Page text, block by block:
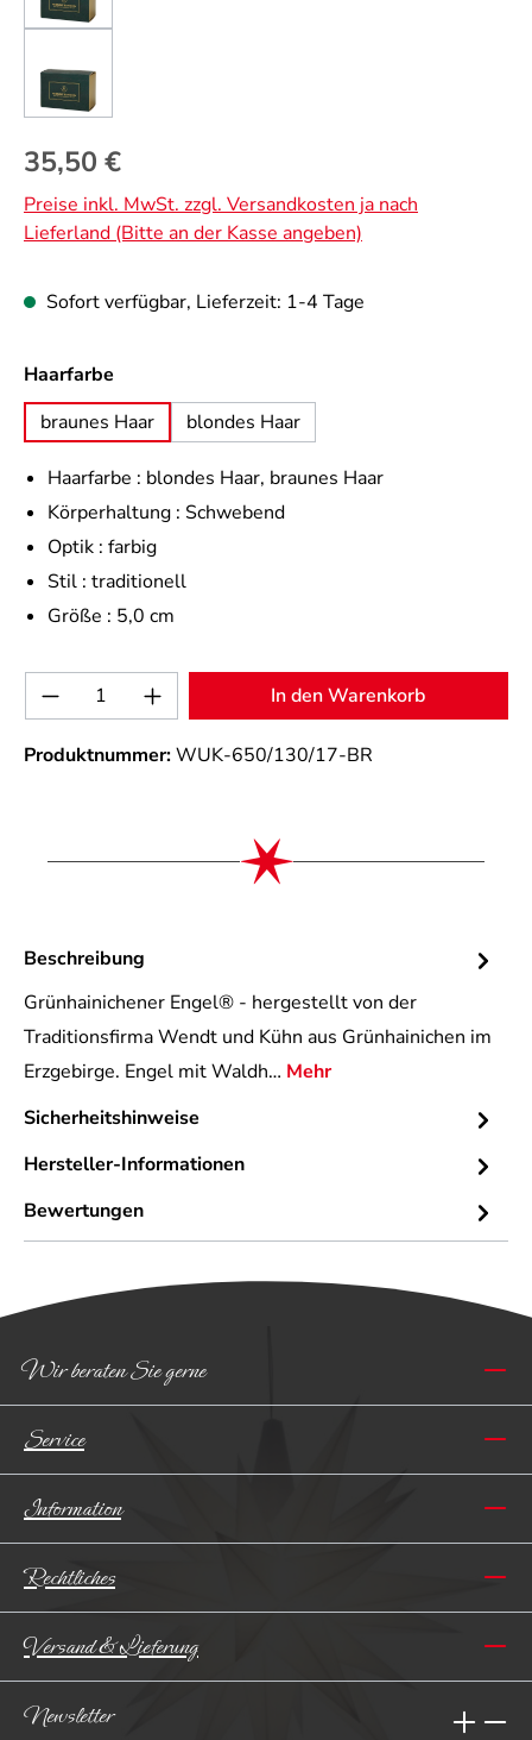
Regulärer Preis:
35,50 €
Preise inkl. MwSt. zzgl. Versandkosten ja nach
Lieferland (Bitte an der Kasse angeben)
Sofort verfügbar, Lieferzeit: 1-4 Tage
Haarfarbe
braunes Haar
blondes Haar
Haarfarbe : blondes Haar, braunes Haar
Körperhaltung : Schwebend
Optik : farbig
Stil : traditionell
Größe : 5,0 cm
Produkt Anzahl: Gib den gewünschten
In den Warenkorb
Produktnummer:WUK-650/130/17-BR
Beschreibung
Grünhainichener Engel® - hergestellt von der
Traditionsfirma Wendt und Kühn aus Grünhainichen im
Erzgebirge. Engel mit Waldh… Mehr
Sicherheitshinweise
Hersteller-Informationen
Bewertungen
Wir beraten Sie gerne
Service
Information
Rechtliches
Versand & Lieferung
Newsletter